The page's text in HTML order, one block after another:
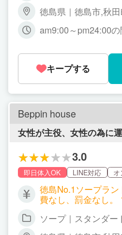
勤務時間 ◆12:00～
タート＋利益歩合
末年始休み ※基本的
徳島県｜徳島市,秋
am9:00～pm24:00
キープする
Beppin house
女性が主役、女性の為に
3.0
即日体入OK LINE対応
徳島No.1ソープラ
費なし、罰金なし。 マックス女性手取り
日で ￥１９２０，００
ソープ｜スタンダー